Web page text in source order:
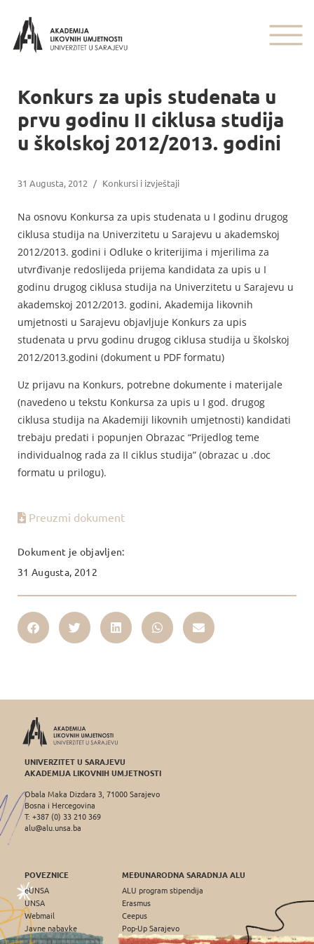
Konkurs za upis studenata u
prvu godinu II ciklusa studija
u školskoj 2012/2013. godini
31 Augusta, 2012 / Konkursi i izvještaji
Na osnovu Konkursa za upis studenata u I godinu drugog
ciklusa studija na Univerzitetu u Sarajevu u akademskoj
2012/2013. godini i Odluke o kriterijima i mjerilima za
utvrđivanje redoslijeda prijema kandidata za upis u I
godinu drugog ciklusa studija na Univerzitetu u Sarajevu u
akademskoj 2012/2013. godini, Akademija likovnih
umjetnosti u Sarajevu objavljuje Konkurs za upis
studenata u prvu godinu drugog ciklusa studija u školskoj
2012/2013.godini (dokument u PDF formatu)
Uz prijavu na Konkurs, potrebne dokumente i materijale
(navedeno u tekstu Konkursa za upis u I god. drugog
ciklusa studija na Akademiji likovnih umjetnosti) kandidati
trebaju predati i popunjen Obrazac “Prijedlog teme
individualnog rada za II ciklus studija” (obrazac u .doc
formatu u prilogu).
Preuzmi dokument
Dokument je objavljen:
31 Augusta, 2012
UNIVERZITET U SARAJEVU
AKADEMIJA LIKOVNIH UMJETNOSTI
Obala Maka Dizdara 3, 71000 Sarajevo
Bosna i Hercegovina
T: +387 (0) 33 210 369
alu@alu.unsa.ba
POVEZNICE
eUNSA
UNSA
Webmail
Javne nabavke
MEĐUNARODNA SARADNJA ALU
ALU program stipendija
Erasmus
Ceepus
Pop-Up Sarajevo